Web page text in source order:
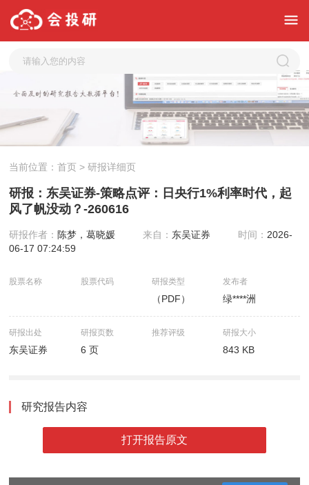
当前位置：首页 > 研报详细页
研报：东吴证券-策略点评：日央行1%利率时代，起
风了帆没动？-260616
研报作者： 陈梦，葛晓媛 来自： 东吴证券 时间： 2026-
06-17 07:24:59
股票名称 股票代码 研报类型
（PDF）
发布者
绿****洲
研报出处
东吴证券
研报页数
6 页
推荐评级 研报大小
843 KB
研究报告内容
打开报告原文